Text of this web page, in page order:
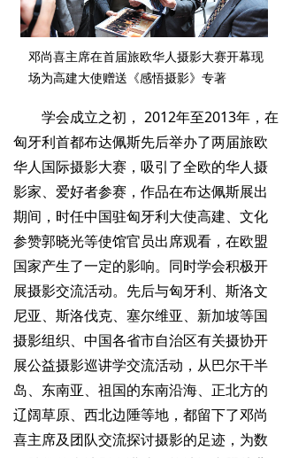
学会成立之初， 2012年至2013年，在
匈牙利首都布达佩斯先后举办了两届旅欧
华人国际摄影大赛，吸引了全欧的华人摄
影家、爱好者参赛，作品在布达佩斯展出
期间，时任中国驻匈牙利大使高建、文化
参赞郭晓光等使馆官员出席观看，在欧盟
国家产生了一定的影响。同时学会积极开
展摄影交流活动。先后与匈牙利、斯洛文
尼亚、斯洛伐克、塞尔维亚、新加坡等国
摄影组织、中国各省市自治区有关摄协开
展公益摄影巡讲学交流活动，从巴尔干半
岛、东南亚、祖国的东南沿海、正北方的
辽阔草原、西北边陲等地，都留下了邓尚
喜主席及团队交流探讨摄影的足迹，为数
邓尚喜主席在首届旅欧华人摄影大赛开幕现
场为高建大使赠送《感悟摄影》专著